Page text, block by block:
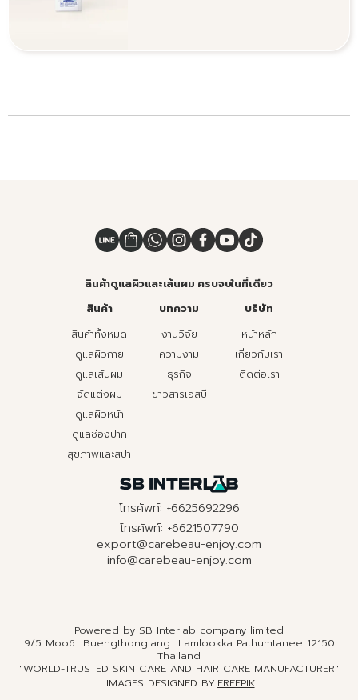
สินค้าดูแลผิวและเส้นผม ครบจบในที่เดียว
สินค้า
สินค้าทั้งหมด
ดูแลผิวกาย
ดูแลเส้นผม
จัดแต่งผม
ดูแลผิวหน้า
ดูแลช่องปาก
สุขภาพและสปา
บทความ
งานวิจัย
ความงาม
ธุรกิจ
ข่าวสารเอสบี
บริษัท
หน้าหลัก
เกี่ยวกับเรา
ติดต่อเรา
โทรศัพท์: +6625692296
โทรศัพท์: +6621507790
export@carebeau-enjoy.com
info@carebeau-enjoy.com
Powered by SB Interlab company limited
9/5 Moo6 Buengthonglang Lamlookka Pathumtanee 12150
Thailand
"WORLD-TRUSTED SKIN CARE AND HAIR CARE MANUFACTURER"
IMAGES DESIGNED BY FREEPIK